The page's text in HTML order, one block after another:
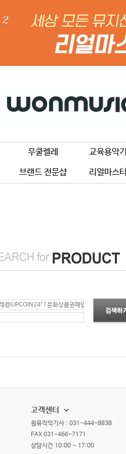
우쿨렐레 교육용악기
브랜드 전문샵 리얼마스터
고객센터
원뮤직악기사 : 031-444-8838
FAX 031-466-7171
상담시간 10:00 ~ 17:00